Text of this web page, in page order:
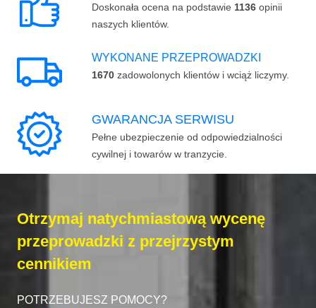
Doskonała ocena na podstawie 1136 opinii
naszych klientów.
WYKONANE PRZEPROWADZKI
1670 zadowolonych klientów i wciąż liczymy.
GWARANCJA SERWISU
Pełne ubezpieczenie od odpowiedzialności
cywilnej i towarów w tranzycie.
Otrzymaj natychmiastową wycenę
przeprowadzki z przejrzystym
cennikiem
POTRZEBUJESZ POMOCY?